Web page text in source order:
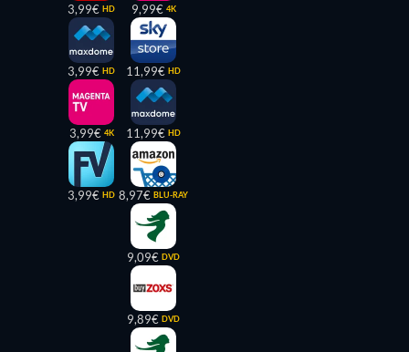
3,99€ HD
3,99€ HD
3,99€ 4K
3,99€ HD
9,99€ 4K
11,99€ HD
11,99€ HD
8,97€ BLU-RAY
9,09€ DVD
9,89€ DVD